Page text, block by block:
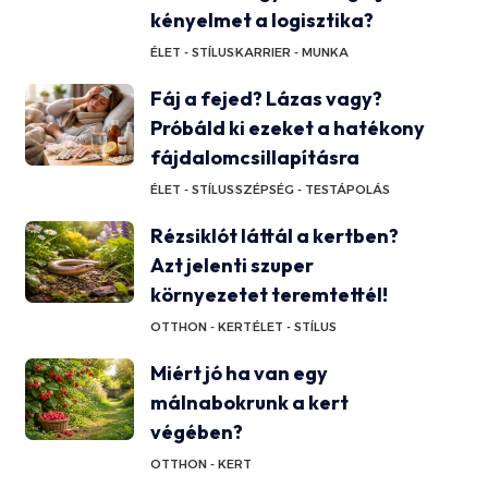
kényelmet a logisztika?
ÉLET - STÍLUSKARRIER - MUNKA
Fáj a fejed? Lázas vagy?
Próbáld ki ezeket a hatékony
fájdalomcsillapításra
ÉLET - STÍLUSSZÉPSÉG - TESTÁPOLÁS
Rézsiklót láttál a kertben?
Azt jelenti szuper
környezetet teremtettél!
OTTHON - KERTÉLET - STÍLUS
Miért jó ha van egy
málnabokrunk a kert
végében?
OTTHON - KERT